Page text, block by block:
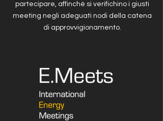
partecipare, affinché si verifichino i giusti
meeting negli adeguati nodi della catena
di approvvigionamento.